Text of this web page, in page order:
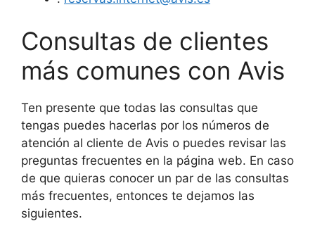
Consultas de clientes
más comunes con Avis
Ten presente que todas las consultas que
tengas puedes hacerlas por los números de
atención al cliente de Avis o puedes revisar las
preguntas frecuentes en la página web. En caso
de que quieras conocer un par de las consultas
más frecuentes, entonces te dejamos las
siguientes.